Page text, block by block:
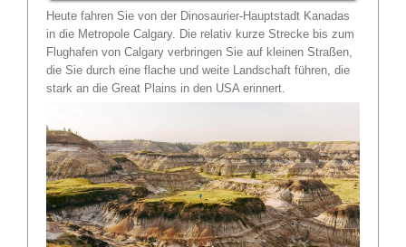
Heute fahren Sie von der Dinosaurier-Hauptstadt Kanadas
in die Metropole Calgary. Die relativ kurze Strecke bis zum
Flughafen von Calgary verbringen Sie auf kleinen Straßen,
die Sie durch eine flache und weite Landschaft führen, die
stark an die Great Plains in den USA erinnert.